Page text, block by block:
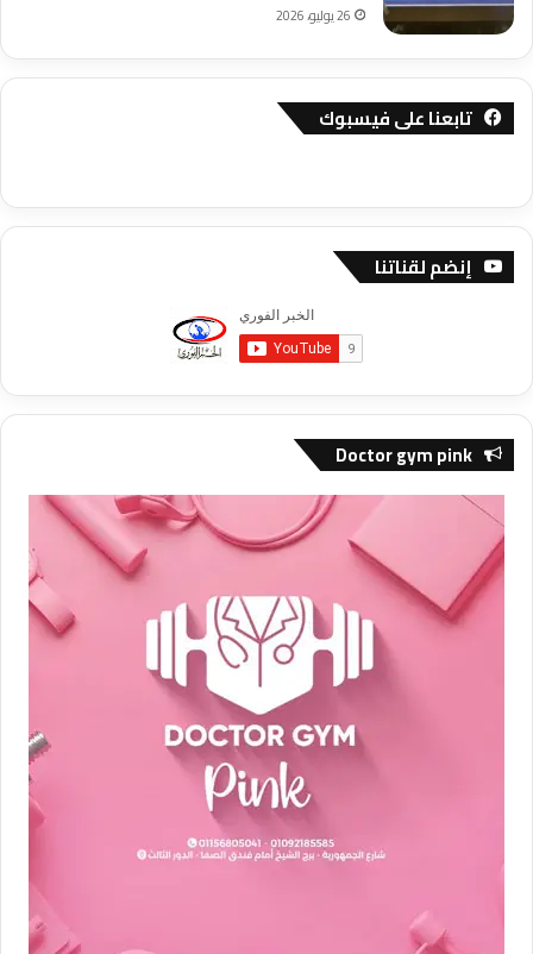
26 يوليو، 2026
تابعنا على فيسبوك
إنضم لقناتنا
Doctor gym pink